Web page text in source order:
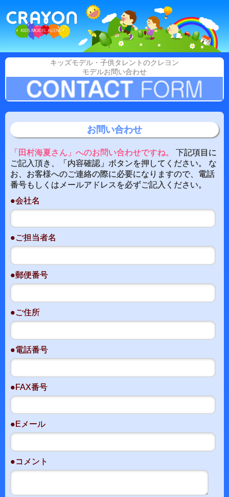
キッズモデル・子供タレントのクレヨン
モデルお問い合わせ
お問い合わせ
「田村海夏さん」へのお問い合わせですね。
下記項目に
ご記入頂き、「内容確認」ボタンを押してください。 な
お、お客様へのご連絡の際に必要になりますので、電話
番号もしくはメールアドレスを必ずご記入ください。
●会社名
●ご担当者名
●郵便番号
●ご住所
●電話番号
●FAX番号
●Eメール
●コメント